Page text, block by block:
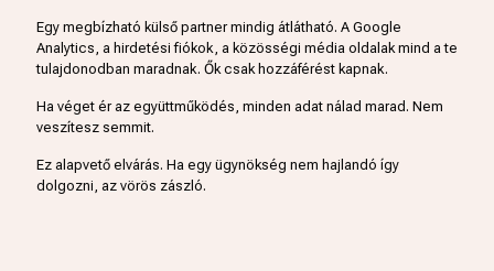
Egy megbízható külső partner mindig átlátható. A Google
Analytics, a hirdetési fiókok, a közösségi média oldalak mind a te
tulajdonodban maradnak. Ők csak hozzáférést kapnak.
Ha véget ér az együttműködés, minden adat nálad marad. Nem
veszítesz semmit.
Ez alapvető elvárás. Ha egy ügynökség nem hajlandó így
dolgozni, az vörös zászló.